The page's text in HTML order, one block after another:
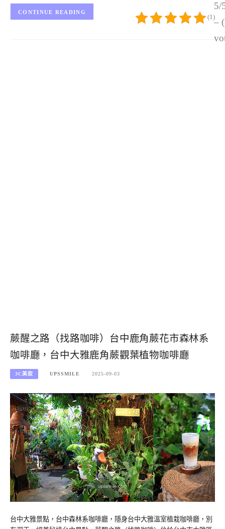
5/
–
(1)
CONTINUE READING
蕨醒之路（找路咖啡）台中鹿角蕨花市森林系
咖啡廳，台中大雅鹿角蕨觀葉植物咖啡廳
3C美妝 UPSSMILE 2025-09-03
台中大雅景點，台中森林系咖啡廳，隱身台中大雅溫室植栽咖啡廳，別